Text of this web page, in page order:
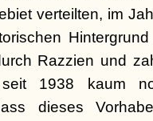
verteilten, im
Razzien und
seit 1938 kaum
dieses